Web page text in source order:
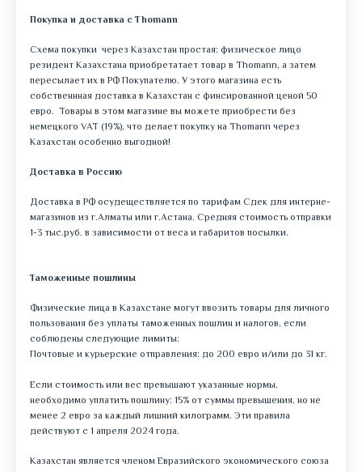
Покупка и доставка с Thomann
Схема покупки через Казахстан простая: физическое лицо
резидент Казахстана приобретатает товар в Thomann, а затем
пересылает их в РФ Покупателю. У этого магазина есть
собственнная доставка в Казахстан с финсированной ценой 50
евро. Товары в этом магазине вы можете приобрести без
немецкого VAT (19%), что делает покупку на Thomann через
Казахстан особенно выгодной!
Доставка в Россию
Доставка в РФ осудеществляется по тарифам Сдек для интерне-
магазинов из г.Алматы или г.Астана. Средняя стоимость отправки
1-3 тыс.руб. в зависимости от веса и габаритов посылки.
Таможенные пошлины
Физические лица в Казахстане могут ввозить товары для личного
пользования без уплаты таможенных пошлин и налогов, если
соблюдены следующие лимиты:​
Почтовые и курьерские отправления: до 200 евро и/или до 31 кг.​
Если стоимость или вес превышают указанные нормы,
необходимо уплатить пошлину: 15% от суммы превышения, но не
менее 2 евро за каждый лишний килограмм.​ Эти правила
действуют с 1 апреля 2024 года.
Казахстан является членом Евразийского экономического союза